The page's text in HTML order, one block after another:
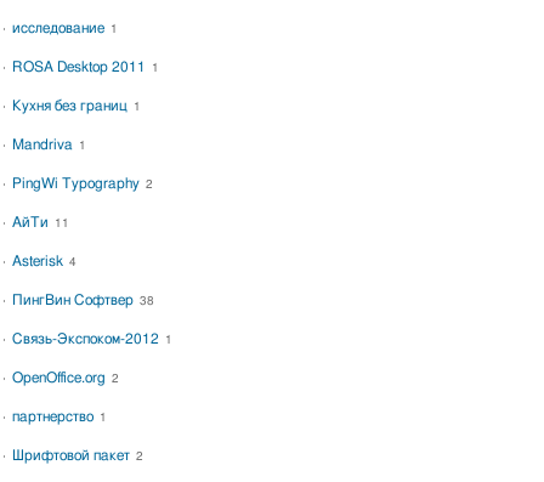
исследование 1
ROSA Desktop 2011 1
Кухня без границ 1
Mandriva 1
PingWi Typography 2
АйТи 11
Asterisk 4
ПингВин Софтвер 38
Связь-Экспоком-2012 1
OpenOffice.org 2
партнерство 1
Шрифтовой пакет 2